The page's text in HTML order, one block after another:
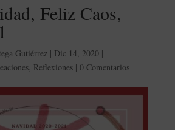
Feliz Caos,
Gutiérrez| Dic 14, 2020|
, Reflexiones| 0 Comentarios